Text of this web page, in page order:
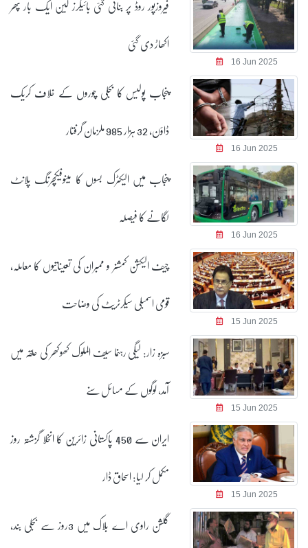
16 Jun 2025
فیروزپور روڈ پر بنائی گئی بائیکرز لین ایک بار پھر
اکھاڑ دی گئی
16 Jun 2025
پنجاب پولیس کا بجلی چوروں کے خلاف کریک
ڈاؤن، 32 ہزار 985 ملزمان گرفتار
16 Jun 2025
پنجاب میں الیکٹرک بسوں کا مینوفیکچرنگ پلانٹ
لگانے کا فیصلہ
15 Jun 2025
چیف الیکشن کمشنر و ممبران کی تعیناتیوں کا معاملہ،
قومی اسمبلی سیکرٹریٹ کی وضاحت
15 Jun 2025
سبزہ زار: لیگی رہنما سیف الملوک کھوکھر کی حلقہ میں
آمد، لوگوں کے مسائل سنے
15 Jun 2025
ایران سے 450 پاکستانی زائرین کا انخلا گزشتہ روز
مکمل کر لیا: اسحاق ڈار
گلشن راوی اے بلاک میں 3روز سے بجلی بند،